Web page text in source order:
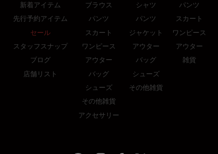
新着アイテム
先行予約アイテム
セール
スタッフスナップ
ブログ
店舗リスト
ブラウス
パンツ
スカート
ワンピース
アウター
バッグ
シューズ
その他雑貨
アクセサリー
シャツ
パンツ
ジャケット
アウター
バッグ
シューズ
その他雑貨
パンツ
スカート
ワンピース
アウター
雑貨